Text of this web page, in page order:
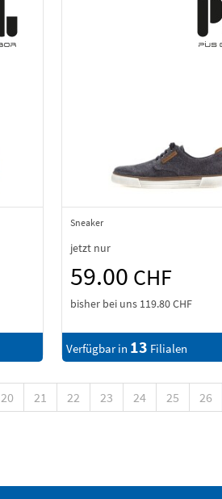
Sneaker
jetzt nur
59.00 CHF
bisher bei uns 119.80 CHF
Verfügbar in 13 Filialen
20 21 22 23 24 25 26